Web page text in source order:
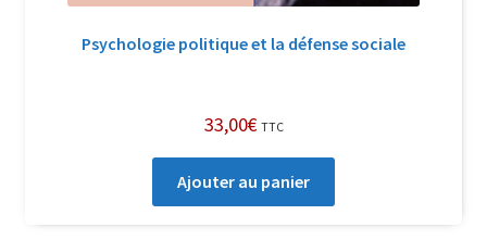
Psychologie politique et la défense sociale
33,00€ TTC
Ajouter au panier